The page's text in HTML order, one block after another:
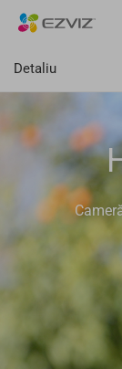
Detaliu